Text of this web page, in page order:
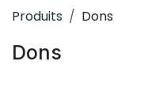
Produits Dons
Dons